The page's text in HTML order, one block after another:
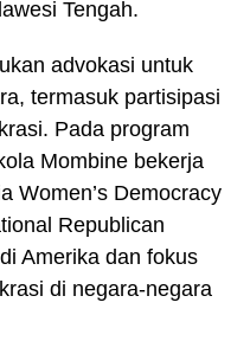
Tengah.
advokasi untuk
termasuk partisipasi
Pada program
Mombine bekerja
Women’s Democracy
Republican
Amerika dan fokus
di negara-negara